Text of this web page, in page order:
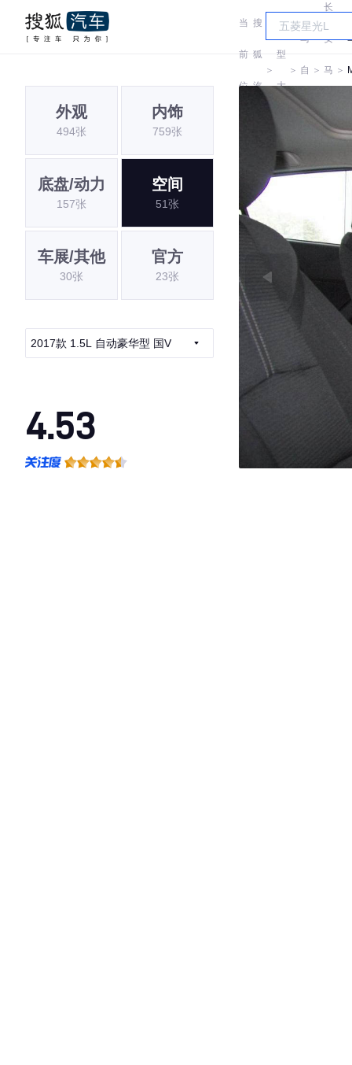
当
前
位
搜
狐
汽
＞
车
型
大
＞
马
自
达
＞
长
安
马
达
＞
外观
494张
内饰
759张
底盘/动力
157张
空间
51张
车展/其他
30张
官方
23张
2017款 1.5L 自动豪华型 国V
4.53